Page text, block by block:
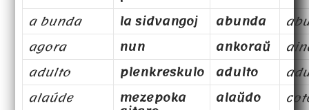
a bunda la sidvangoj abunda
agora
nun ankoraŭ
adulto
plenkreskulo adulto
alaúde
mezepoka alaŭdo